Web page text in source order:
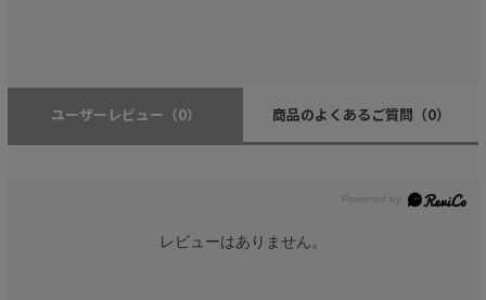
ユーザーレビュー （0） 商品のよくあるご質問 （0）
レビューはありません。